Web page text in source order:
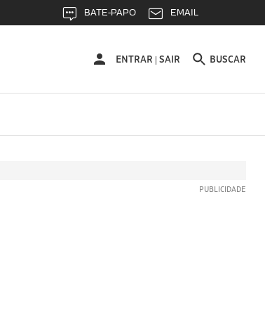
BATE-PAPO EMAIL
ENTRAR
ENTRAR | SAIR BUSCAR